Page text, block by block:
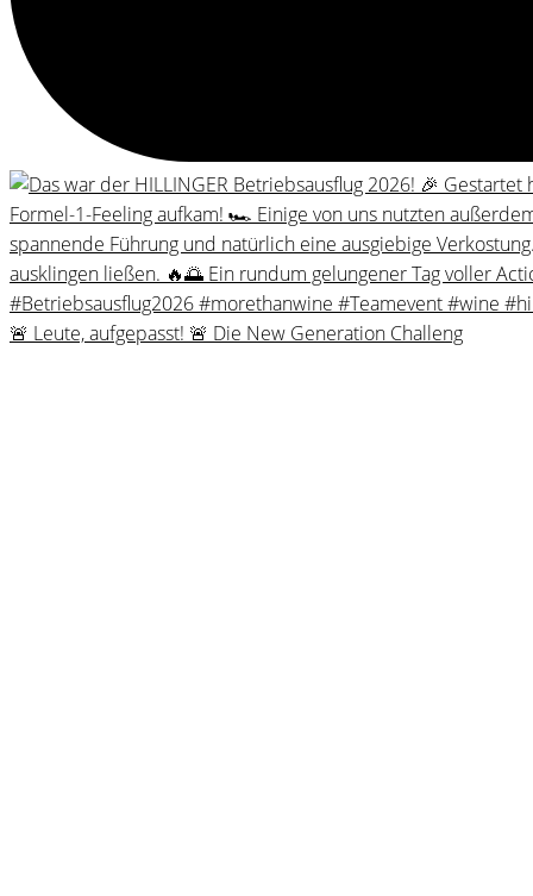
🚨 Leute, aufgepasst! 🚨 Die New Generation Challeng